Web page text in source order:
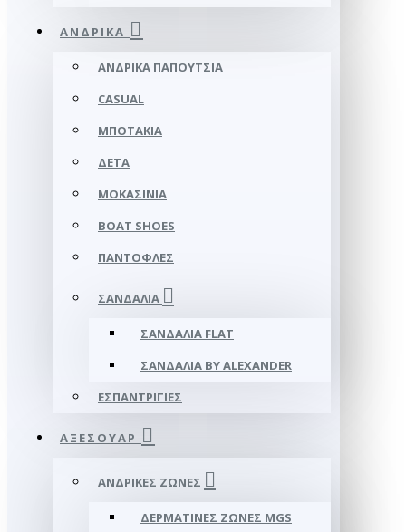
ΑΝΔΡΙΚΆ
ΑΝΔΡΙΚΆ ΠΑΠΟΎΤΣΙΑ
CASUAL
ΜΠΟΤΆΚΙΑ
ΔΕΤΆ
ΜΟΚΑΣΊΝΙΑ
BOAT SHOES
ΠΑΝΤΌΦΛΕΣ
ΣΑΝΔΆΛΙΑ
ΣΑΝΔΆΛΙΑ FLAT
ΣΑΝΔΆΛΙΑ BY ALEXANDER
ΕΣΠΑΝΤΡΊΓΙΕΣ
ΑΞΕΣΟΥΑΡ
ΑΝΔΡΙΚΈΣ ΖΏΝΕΣ
ΔΕΡΜΆΤΙΝΕΣ ΖΏΝΕΣ MGS